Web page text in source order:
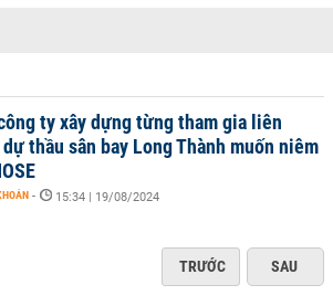
ty xây dựng từng tham gia liên
thầu sân bay Long Thành muốn niêm
- 15:34 | 19/08/2024
TRƯỚC SAU